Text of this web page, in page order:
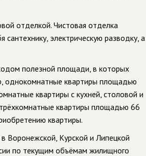
отделкой. Чистовая отделка
электрическую разводку, а
полезной площади, в которых
однокомнатные квартиры площадью
квартиры с кухней, столовой и
квартиры площадью 66
квартиры.
Воронежской, Курской и Липецкой
по текущим объёмам жилищного